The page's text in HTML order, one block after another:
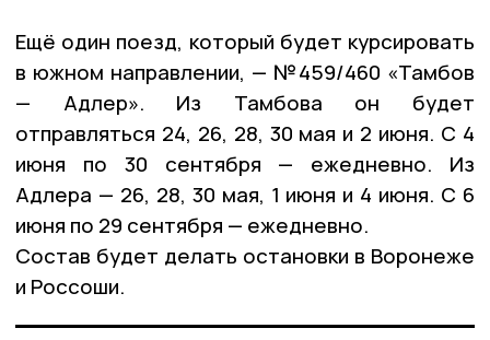
Ещё один поезд, который будет курсировать
в южном направлении, — №459/460 «Тамбов
— Адлер». Из Тамбова он будет
отправляться 24, 26, 28, 30 мая и 2 июня. С 4
июня по 30 сентября — ежедневно. Из
Адлера — 26, 28, 30 мая, 1 июня и 4 июня. С 6
июня по 29 сентября — ежедневно.
Состав будет делать остановки в Воронеже
и Россоши.